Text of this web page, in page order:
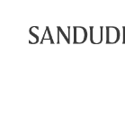
sisältöön